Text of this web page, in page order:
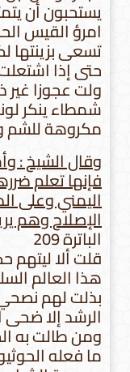
يستحبون أن
امرؤ القيس
تسعى بزينتها
حتى إذا
ولت عجوزا غير
شمطاء ينكر
مكروهة للشم
وقال الشيخ :
فإنها تعلم
اليمني وعلى
الإصلاح وهم
الباترة 209
قلت ألا ليتهم
هذا العالم
بذلت لهم نصحي
الرشد إلا ضحى
ومن طالت به
ما فعله